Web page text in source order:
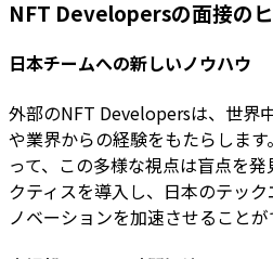
NFT Developersの面接の
日本チームへの新しいノウハウ
外部のNFT Developersは、世界
や業界からの経験をもたらしま
って、この多様な視点は盲点を
クティスを導入し、日本のテッ
ノベーションを加速させることが